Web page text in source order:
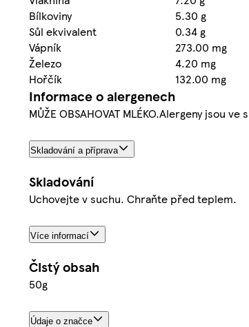
Bílkoviny
5.30 g
Sůl ekvivalent
0.34 g
Vápník
273.00 mg
Železo
4.20 mg
Hořčík
132.00 mg
Informace o alergenech
MŮŽE OBSAHOVAT MLÉKO.Alergeny jsou
Skladování a příprava
Skladování
Uchovejte v suchu. Chraňte před teplem.
Více informací
Čistý obsah
50g
Údaje o značce